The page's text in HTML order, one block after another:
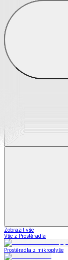
Prostěradla
Zobrazit vše
Vše z Prostěradla
Prostěradla z mikroplyše